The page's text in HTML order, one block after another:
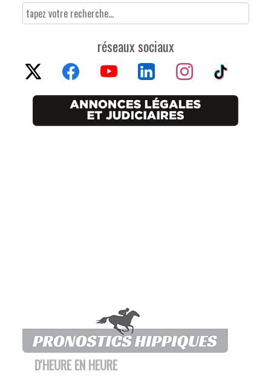
réseaux sociaux
D'HEURE EN HEURE